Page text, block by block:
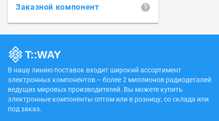
Заказной компонент
В нашу линию поставок входит широкий ассортимент
электронных компонентов – более 2 миллионов радиодеталей
ведущих мировых производителей. Вы можете купить
электронные компоненты оптом или в розницу, со склада или
под заказ.